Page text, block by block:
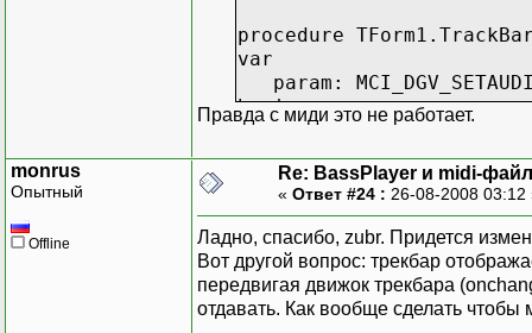
procedure
var
param:
begin
param.dwCallback := 0;
param.dwItem :=
param.dwValue :=
param.dwOver := 0;
param.lpstrAlgorithm
param.lpstrQuality :=
end;
Правда с миди это не работает.
monrus
Опытный
Offline
Re: BassPlayer и midi-
« Ответ #24 : 26-08-2008
Ладно, спасибо, zubr. Придется
Вот другой вопрос: трекбар
передвигая движок трекбара
отдавать. Как вообще сделать